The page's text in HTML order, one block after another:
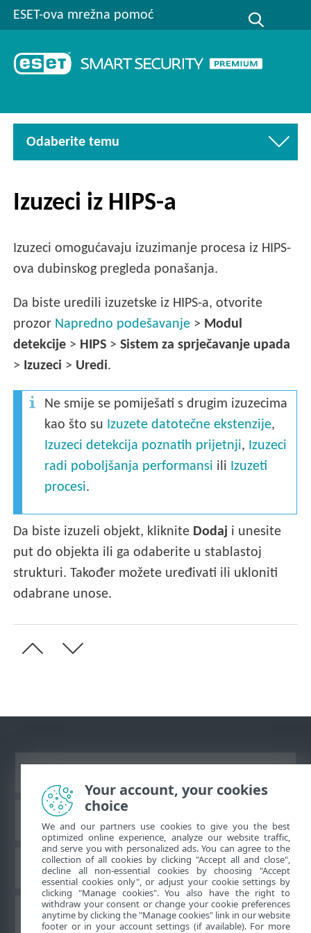
ESET-ova mrežna pomoć
Odaberite temu
Izuzeci iz HIPS-a
Izuzeci omogućavaju izuzimanje procesa iz HIPS-
ova dubinskog pregleda ponašanja.
Da biste uredili izuzetske iz HIPS-a, otvorite
prozor Napredno podešavanje > Modul
detekcije > HIPS >Sistem za sprječavanje upada
> Izuzeci > Uredi.
Ne smije se pomiješati s drugim izuzecima
kao što su Izuzete datotečne ekstenzije,
Izuzeci detekcija poznatih prijetnji, Izuzeci
radi poboljšanja performansi ili Izuzeti
procesi.
Da biste izuzeli objekt, kliknite Dodaj i unesite
put do objekta ili ga odaberite u stablastoj
strukturi. Također možete uređivati ili ukloniti
odabrane unose.
ESET-ova baza znanja
ESET-ov forum
Regionalna podrška
Your account, your cookies
choice
We and our partners use cookies to give you the best
optimized online experience, analyze our website traffic,
and serve you with personalized ads. You can agree to the
collection of all cookies by clicking "Accept all and close",
decline all non-essential cookies by choosing "Accept
essential cookies only", or adjust your cookie settings by
clicking "Manage cookies". You also have the right to
withdraw your consent or change your cookie preferences
anytime by clicking the "Manage cookies" link in our website
footer or in your account settings (if available). For more